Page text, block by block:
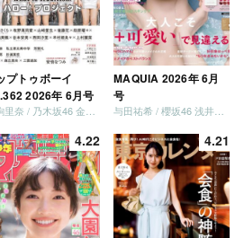
プトゥボーイ
2026年 6月号
MAQUIA 2026年 6月
号
4.22 4.21